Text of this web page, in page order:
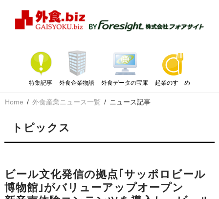
特集記事 外食企業物語 外食データの宝庫 起業のすゝめ
Home 外食産業ニュース一覧 ニュース記事
トピックス
ビール文化発信の拠点｢サッポロビール
博物館｣がバリューアップオープン